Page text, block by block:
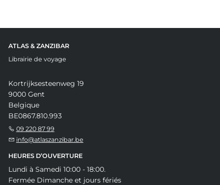
ATLAS & ZANZIBAR
Librairie de voyage
Kortrijksesteenweg 19
9000 Gent
Belgique
BE0867.810.993
09 220 87 99
info@atlaszanzibar.be
HEURES D’OUVERTURE
Lundi à Samedi 10:00 - 18:00.
Fermée Dimanche et jours fériés